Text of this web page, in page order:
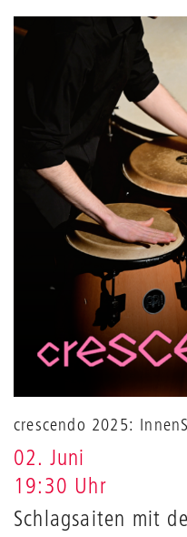
crescendo 2025:
02. Juni
19:30 Uhr
Schlagsaiten mit